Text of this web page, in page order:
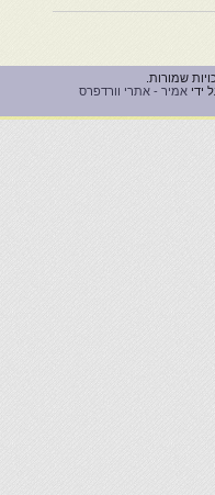
ידי אמיר - אתרי וורדפרס